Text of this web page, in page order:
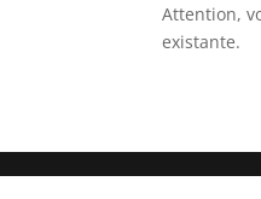
Attention,
existante.